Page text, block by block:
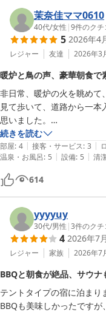
茉奈佳ママ0610
40代/女性 |9件のクチ
5 2026年4
レジャー 友達 2026年3
暖炉と鳥の声、豪華朝食で
非日常、暖炉の火を眺めて
見て歩いて、道路から一
思いました。
朝食がとても豪華&おしゃれ
本当に素敵な時間を過ごせ
夏は虫が苦手なのでまた
続きを読む
部屋: 4 | 接客・サービス: 3 |
温泉・お風呂: 5 | 設備: 5 | 清
614
yyyyuy
30代/男性 |3件のクチ
4 2026年7
レジャー 家族 2026年7
BBQと朝食が絶品、サウナ
テントタイプの宿に泊まり
BBQも美味しかったです